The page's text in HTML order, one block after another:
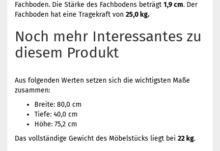
Fachboden. Die Stärke des Fachbodens beträgt 1,9 cm. Der
Fachboden hat eine Tragekraft von 25,0 kg.
Noch mehr Interessantes zu
diesem Produkt
Aus folgenden Werten setzen sich die wichtigsten Maße
zusammen:
Breite: 80,0 cm
Tiefe: 40,0 cm
Höhe: 75,2 cm
Das vollständige Gewicht des Möbelstücks liegt bei 22 kg.